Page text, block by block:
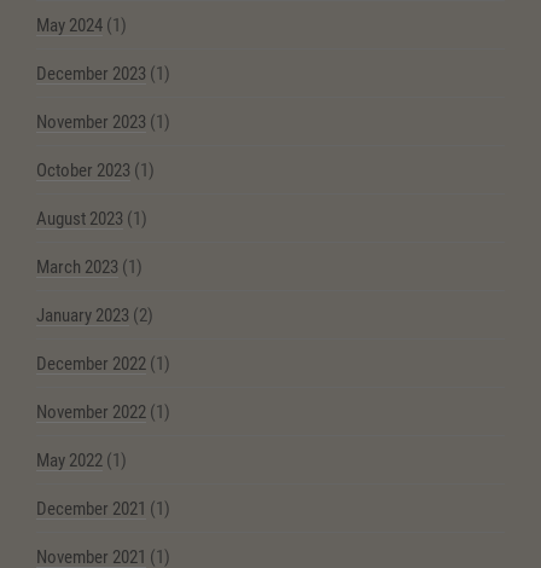
May 2024 (1)
December 2023 (1)
November 2023 (1)
October 2023 (1)
August 2023 (1)
March 2023 (1)
January 2023 (2)
December 2022 (1)
November 2022 (1)
May 2022 (1)
December 2021 (1)
November 2021 (1)